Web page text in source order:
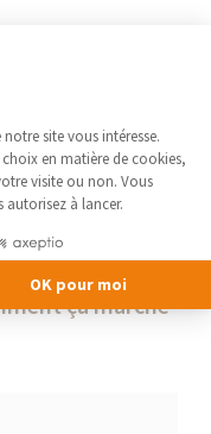
ça marche
cookies, on ne sait pas si
Vous pouvez même
OK pour moi